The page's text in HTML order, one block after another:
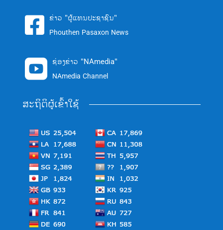
 ຂ່າວ "ຜູ້ແທນປະຊາຊົນ"
Phouthen Pasaxon News
 ຊ່ອງຂ່າວ "NAmedia"
NAmedia Channel
ສະຖິຕິຜູ້ເຂົ້າໃຊ້